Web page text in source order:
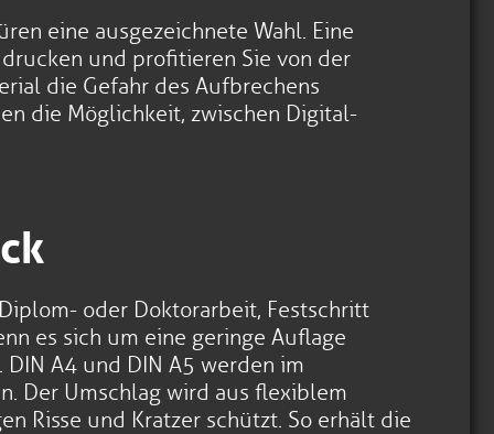
eine ausgezeichnete Wahl. Eine
und profitieren Sie von der
die Gefahr des Aufbrechens
die Möglichkeit, zwischen Digital-
oder Doktorarbeit, Festschritt
es sich um eine geringe Auflage
A4 und DIN A5 werden im
Der Umschlag wird aus flexiblem
Risse und Kratzer schützt. So erhält die